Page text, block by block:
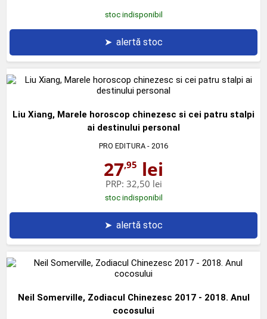
stoc indisponibil
➤ alertă stoc
Liu Xiang, Marele horoscop chinezesc si cei patru stalpi
ai destinului personal
PRO EDITURA - 2016
27,95 lei
PRP: 32,50 lei
stoc indisponibil
➤ alertă stoc
Neil Somerville, Zodiacul Chinezesc 2017 - 2018. Anul
cocosului